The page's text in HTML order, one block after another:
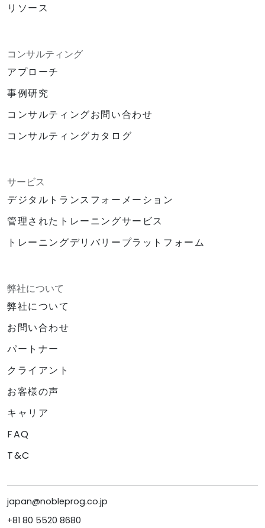
リソース
コンサルティング
アプローチ
事例研究
コンサルティングお問い合わせ
コンサルティングカタログ
サービス
デジタルトランスフォーメーション
管理されたトレーニングサービス
トレーニングデリバリープラットフォーム
弊社について
弊社について
お問い合わせ
パートナー
クライアント
お客様の声
キャリア
FAQ
T&C
japan@nobleprog.co.jp
+81 80 5520 8680